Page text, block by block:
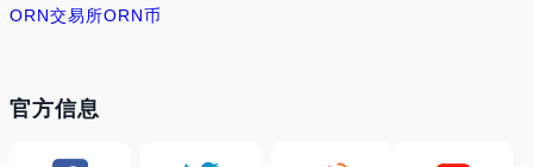
ORN交易所ORN币
官方信息